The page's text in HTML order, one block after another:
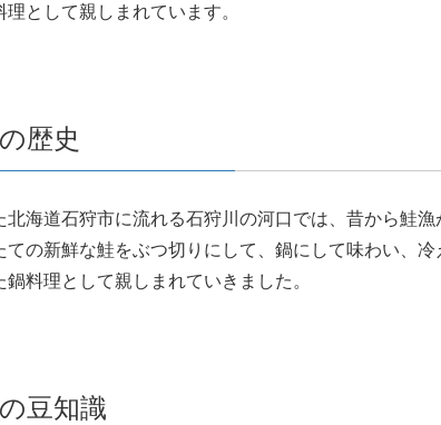
理として親しまれています。
歴史
北海道石狩市に流れる石狩川の河口では、昔から鮭
ての新鮮な鮭をぶつ切りにして、鍋にして味わい、
鍋料理として親しまれていきました。
豆知識